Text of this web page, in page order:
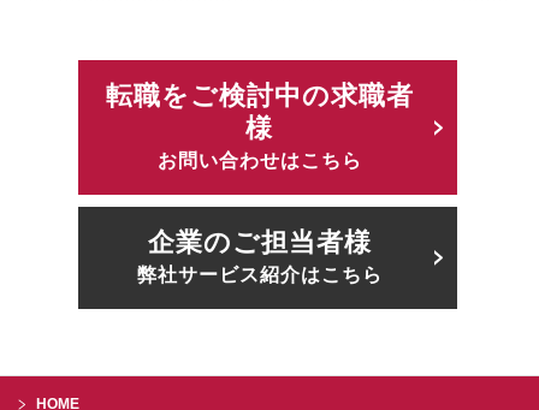
転職をご検討中の求職者
様
お問い合わせはこちら
企業のご担当者様
弊社サービス紹介はこちら
HOME